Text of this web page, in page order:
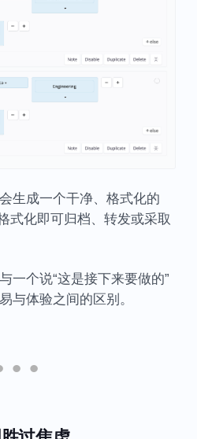
生成一个干净、格式化的
化即可归档、转发或采取
一个说“这是接下来要做的”
与体验之间的区别。